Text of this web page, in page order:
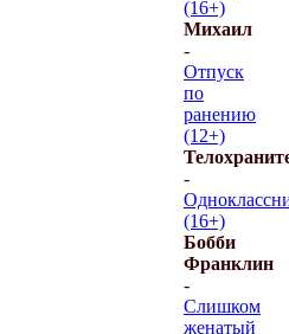
(16+)
Михаил
-
Отпуск
по
ранению
(12+)
-
(16+)
Бобби
Франклин
-
Слишком
женатый